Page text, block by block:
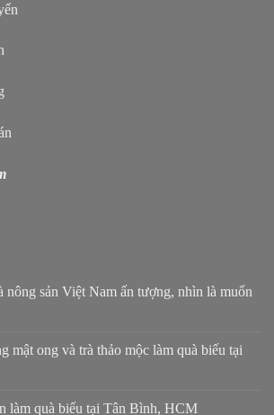
nông sản Việt Nam ấn tượng, nhìn là muốn
mật ong và trà thảo mộc làm quà biếu tại
làm quà biếu tại Tân Bình, HCM